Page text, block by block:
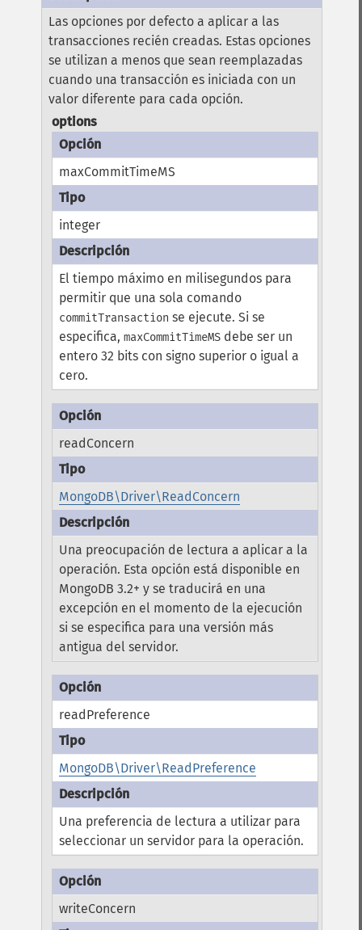
Las opciones por defecto a aplicar a las
transacciones recién creadas. Estas opciones
se utilizan a menos que sean reemplazadas
cuando una transacción es iniciada con un
valor diferente para cada opción.
options
maxCommitTimeMS
integer
El tiempo máximo en milisegundos para
permitir que una sola comando
commitTransaction se ejecute. Si se
especifica, maxCommitTimeMSdebe ser un
entero 32 bits con signo superior o igual a
cero.
readConcern
MongoDB\Driver\ReadConcern
Una preocupación de lectura a aplicar a la
operación. Esta opción está disponible en
MongoDB 3.2+ y se traducirá en una
excepción en el momento de la ejecución
si se especifica para una versión más
antigua del servidor.
readPreference
MongoDB\Driver\ReadPreference
Una preferencia de lectura a utilizar para
seleccionar un servidor para la operación.
writeConcern